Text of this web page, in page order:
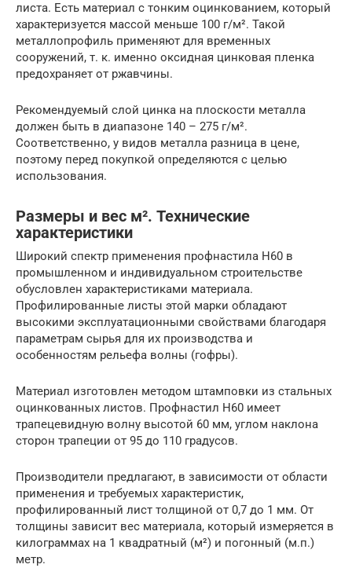
листа. Есть материал с тонким оцинкованием, который
характеризуется массой меньше 100 г/м². Такой
металлопрофиль применяют для временных
сооружений, т. к. именно оксидная цинковая пленка
предохраняет от ржавчины.
Рекомендуемый слой цинка на плоскости металла
должен быть в диапазоне 140 – 275 г/м².
Соответственно, у видов металла разница в цене,
поэтому перед покупкой определяются с целью
использования.
Размеры и вес м². Технические
характеристики
Широкий спектр применения профнастила H60 в
промышленном и индивидуальном строительстве
обусловлен характеристиками материала.
Профилированные листы этой марки обладают
высокими эксплуатационными свойствами благодаря
параметрам сырья для их производства и
особенностям рельефа волны (гофры).
Материал изготовлен методом штамповки из стальных
оцинкованных листов. Профнастил H60 имеет
трапецевидную волну высотой 60 мм, углом наклона
сторон трапеции от 95 до 110 градусов.
Производители предлагают, в зависимости от области
применения и требуемых характеристик,
профилированный лист толщиной от 0,7 до 1 мм. От
толщины зависит вес материала, который измеряется в
килограммах на 1 квадратный (м²) и погонный (м.п.)
метр.